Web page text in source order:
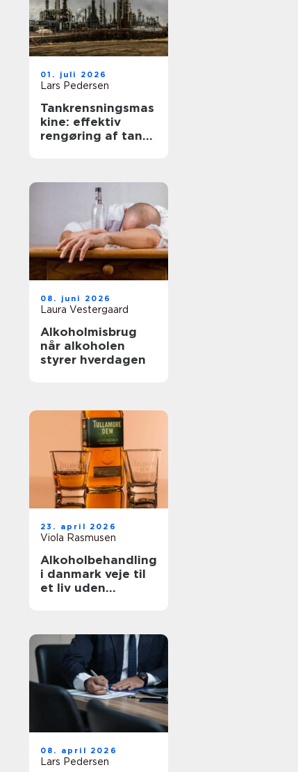
01. juli 2026
Lars Pedersen
Tankrensningsmas
kine: effektiv
rengøring af tanke
08. juni 2026
Laura Vestergaard
Alkoholmisbrug
når alkoholen
styrer hverdagen
23. april 2026
Viola Rasmusen
Alkoholbehandling
i danmark veje til
et liv uden
08. april 2026
Lars Pedersen